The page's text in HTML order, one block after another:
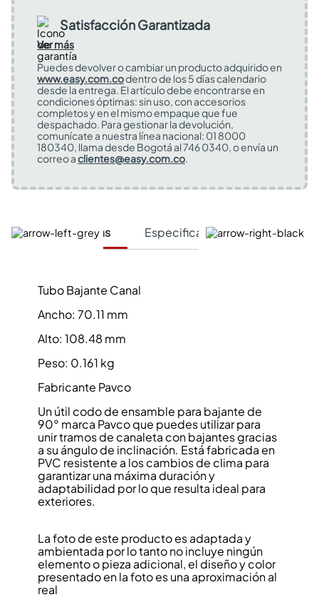
Satisfacción Garantizada
Ver más
Puedes devolver o cambiar un producto adquirido en
www.easy.com.codentro de los 5 días calendario
desde la entrega. El artículo debe encontrarse en
condiciones óptimas: sin uso, con accesorios
completos y en el mismo empaque que fue
despachado. Para gestionar la devolución,
comunícate a nuestra línea nacional: 01 8000
180340, llama desde Bogotá al 746 0340, o envía un
correo aclientes@easy.com.co.
Características Especificaciones Técnicas
Tubo Bajante Canal
Ancho: 70.11 mm
Alto: 108.48 mm
Peso: 0.161 kg
Fabricante Pavco
Un útil codo de ensamble para bajante de
90° marca Pavco que puedes utilizar para
unir tramos de canaleta con bajantes gracias
a su ángulo de inclinación. Está fabricada en
PVC resistente a los cambios de clima para
garantizar una máxima duración y
adaptabilidad por lo que resulta ideal para
exteriores.
La foto de este producto es adaptada y
ambientada por lo tanto no incluye ningún
elemento o pieza adicional, el diseño y color
presentado en la foto es una aproximación al
real